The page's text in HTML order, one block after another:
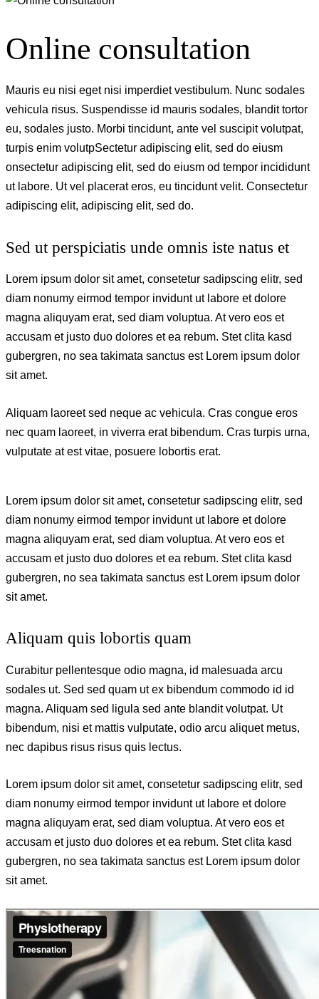
Online consultation
Mauris eu nisi eget nisi imperdiet vestibulum. Nunc sodales
vehicula risus. Suspendisse id mauris sodales, blandit tortor
eu, sodales justo. Morbi tincidunt, ante vel suscipit volutpat,
turpis enim volutpSectetur adipiscing elit, sed do eiusm
onsectetur adipiscing elit, sed do eiusm od tempor incididunt
ut labore. Ut vel placerat eros, eu tincidunt velit. Consectetur
adipiscing elit, adipiscing elit, sed do.
Sed ut perspiciatis unde omnis iste natus et
Lorem ipsum dolor sit amet, consetetur sadipscing elitr, sed
diam nonumy eirmod tempor invidunt ut labore et dolore
magna aliquyam erat, sed diam voluptua. At vero eos et
accusam et justo duo dolores et ea rebum. Stet clita kasd
gubergren, no sea takimata sanctus est Lorem ipsum dolor
sit amet.
Aliquam laoreet sed neque ac vehicula. Cras congue eros
nec quam laoreet, in viverra erat bibendum. Cras turpis urna,
vulputate at est vitae, posuere lobortis erat.
Lorem ipsum dolor sit amet, consetetur sadipscing elitr, sed
diam nonumy eirmod tempor invidunt ut labore et dolore
magna aliquyam erat, sed diam voluptua. At vero eos et
accusam et justo duo dolores et ea rebum. Stet clita kasd
gubergren, no sea takimata sanctus est Lorem ipsum dolor
sit amet.
Aliquam quis lobortis quam
Curabitur pellentesque odio magna, id malesuada arcu
sodales ut. Sed sed quam ut ex bibendum commodo id id
magna. Aliquam sed ligula sed ante blandit volutpat. Ut
bibendum, nisi et mattis vulputate, odio arcu aliquet metus,
nec dapibus risus risus quis lectus.
Lorem ipsum dolor sit amet, consetetur sadipscing elitr, sed
diam nonumy eirmod tempor invidunt ut labore et dolore
magna aliquyam erat, sed diam voluptua. At vero eos et
accusam et justo duo dolores et ea rebum. Stet clita kasd
gubergren, no sea takimata sanctus est Lorem ipsum dolor
sit amet.